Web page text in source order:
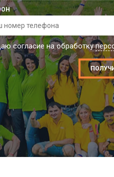
согласие на обработку